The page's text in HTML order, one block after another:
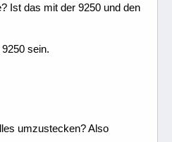
Ist das mit der 9250 und den
sein.
umzustecken? Also